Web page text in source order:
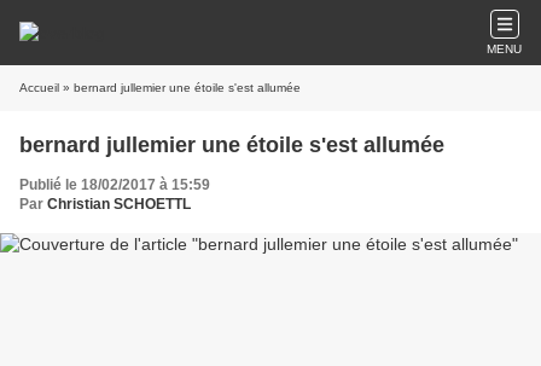
MENU
Accueil » bernard jullemier une étoile s'est allumée
bernard jullemier une étoile s'est allumée
Publié le 18/02/2017 à 15:59
Par Christian SCHOETTL